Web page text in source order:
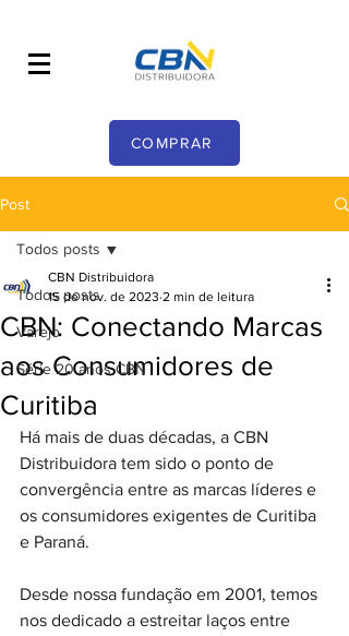
COMPRAR
Post
Todos posts
Varejo
Série 20 anos CBN
Todos posts
CBN: Conectando Marcas
aos Consumidores de
Curitiba
CBN Distribuidora
15 de nov. de 2023 2 min de leitura
Há mais de duas décadas, a CBN
Distribuidora tem sido o ponto de
convergência entre as marcas líderes e
os consumidores exigentes de Curitiba
e Paraná.
Desde nossa fundação em 2001, temos
nos dedicado a estreitar laços entre